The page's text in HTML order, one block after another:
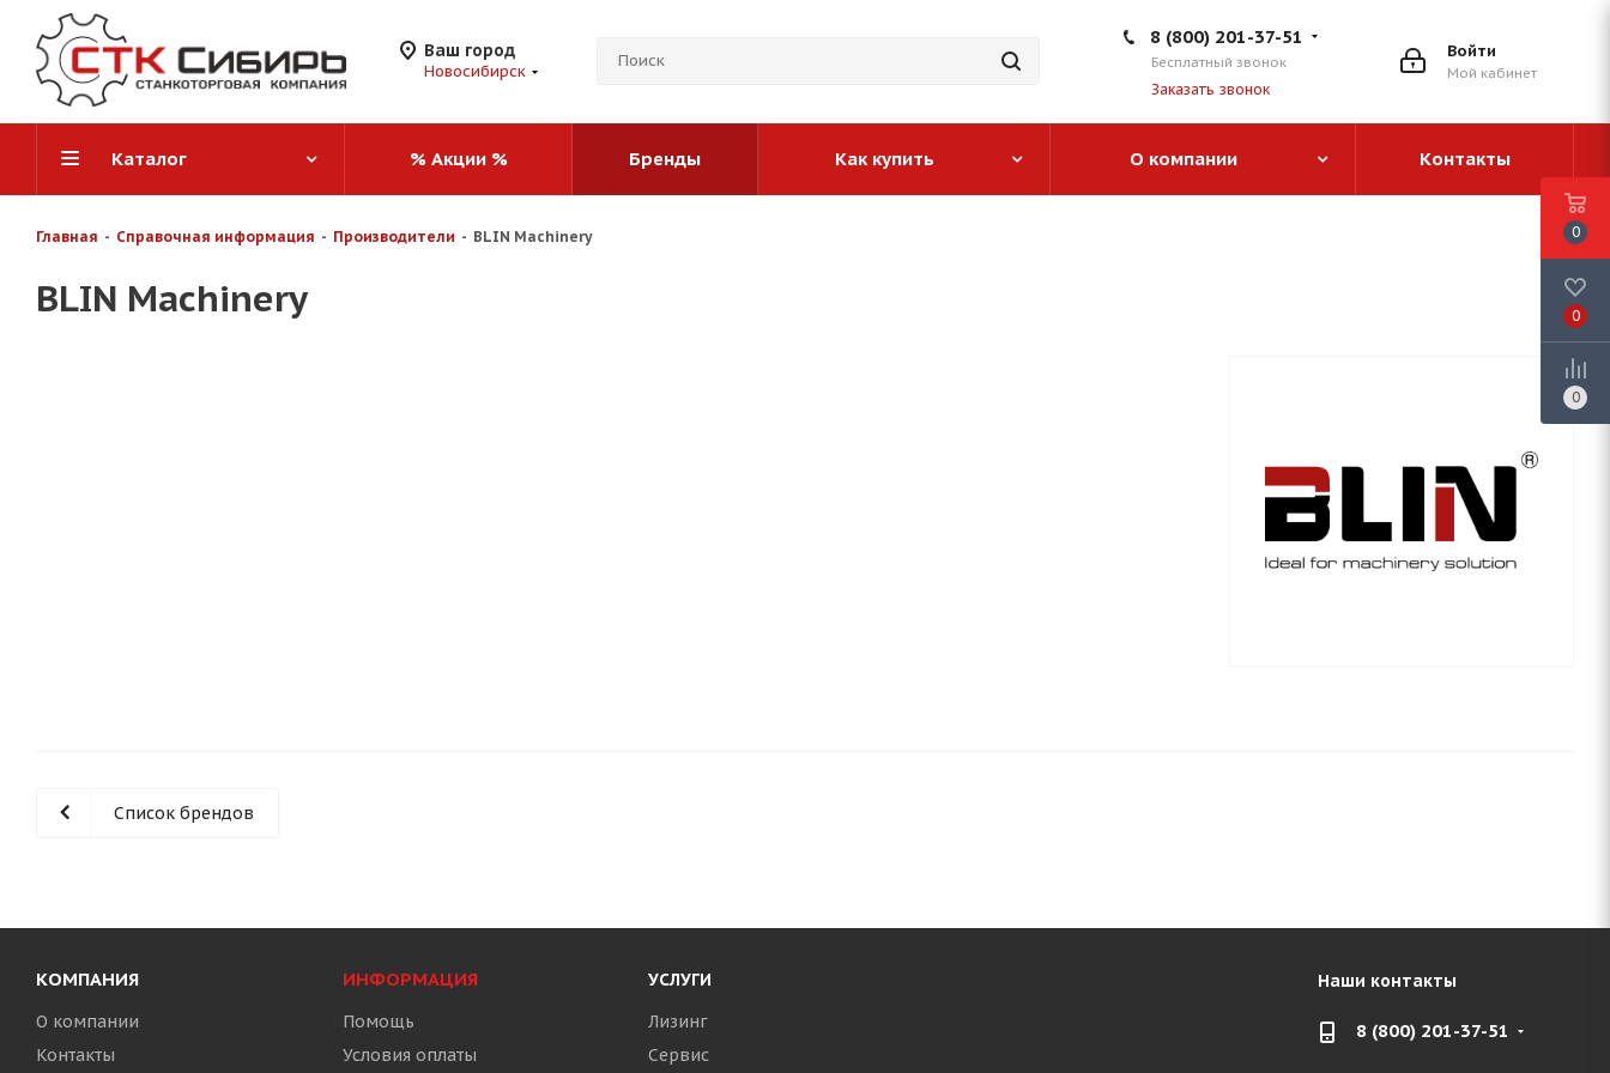
Ваш город
Новосибирск
Войти
Мой кабинет
8 (800) 201-37-51
Бесплатный звонок
Заказать звонок
Каталог % Акции % Бренды Как купить О компании Контакты
Главная - Справочная информация - Производители - BLIN Machinery
BLIN Machinery
Список брендов
КОМПАНИЯ
О компании
Контакты
ИНФОРМАЦИЯ
Помощь
Условия оплаты
УСЛУГИ
Лизинг
Сервис
Наши контакты
8 (800) 201-37-51
0
0
0